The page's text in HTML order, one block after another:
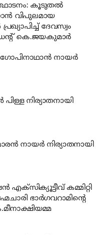
കൂടുതല്‍
വിപുലമായ
ദേവസ്വം
കെ.ജയകുമാര്‍
നായര്‍
പിള്ള നിര്യാതനായി
നായര്‍ നിര്യാതനായി
എക്‌സിക്യൂട്ടീവ് കമ്മിറ്റി
ഭാര്‍ഗവറാമിന്റെ